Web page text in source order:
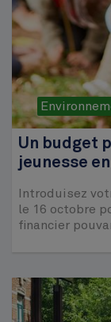
Un budget
jeunesse
Introduisez
le 16 octobre
financier